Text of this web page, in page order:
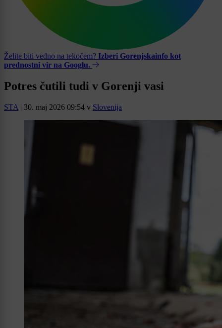
Želite biti vedno na tekočem? Izberi Gorenjskainfo kot
prednostni vir na Googlu.
Potres čutili tudi v Gorenji vasi
STA | 30. maj 2026 09:54 v Slovenija